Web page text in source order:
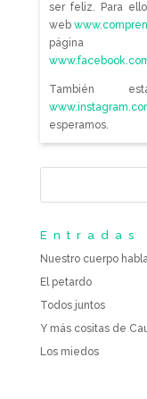
ser feliz. Para
web
También
esperamos.
Entradas
Nuestro cuerpo
El petardo
Todos juntos
Y más cositas de
Los miedos